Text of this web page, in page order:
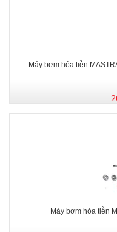
Máy bơm hỏa tiễn
Máy bơm hỏa tiễn